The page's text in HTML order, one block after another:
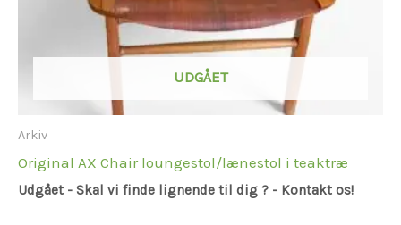
UDGÅET
Arkiv
Original AX Chair loungestol/lænestol i teaktræ
Udgået - Skal vi finde lignende til dig ? - Kontakt os!